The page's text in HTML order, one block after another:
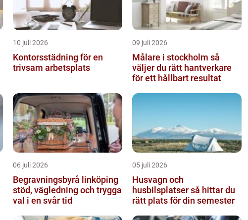
10 juli 2026
Kontorsstädning för en
trivsam arbetsplats
09 juli 2026
Målare i stockholm så
väljer du rätt hantverkare
för ett hållbart resultat
06 juli 2026
Begravningsbyrå linköping
stöd, vägledning och trygga
val i en svår tid
05 juli 2026
Husvagn och
husbilsplatser så hittar du
rätt plats för din semester